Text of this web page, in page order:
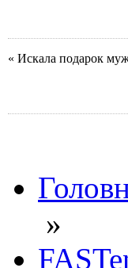
« Искала подарок
»